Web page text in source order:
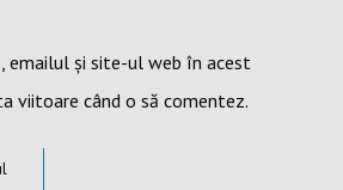
emailul și site-ul web în acest
viitoare când o să comentez.